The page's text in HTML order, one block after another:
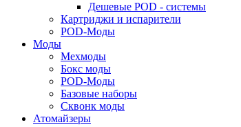
Дешевые POD - системы
Картриджи и испарители
POD-Моды
Моды
Мехмоды
Бокс моды
POD-Моды
Базовые наборы
Сквонк моды
Атомайзеры